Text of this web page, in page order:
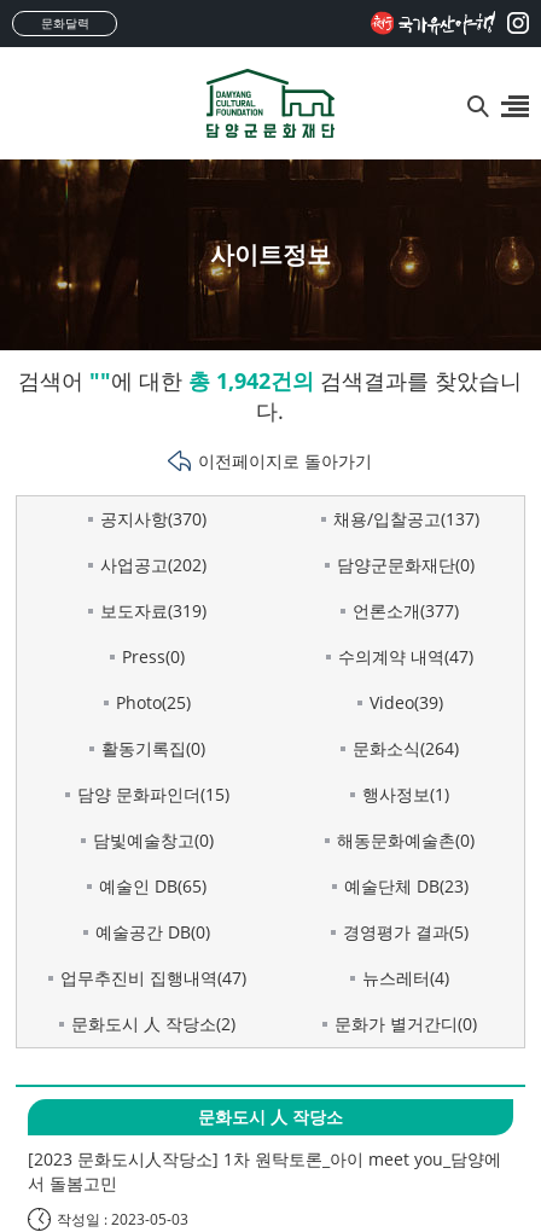
문화달력
사이트정보
검색어 ""에 대한 총 1,942건의 검색결과를 찾았습니
다.
이전페이지로 돌아가기
공지사항(370)
채용/입찰공고(137)
사업공고(202)
담양군문화재단(0)
보도자료(319)
언론소개(377)
Press(0)
수의계약 내역(47)
Photo(25)
Video(39)
활동기록집(0)
문화소식(264)
담양 문화파인더(15)
행사정보(1)
담빛예술창고(0)
해동문화예술촌(0)
예술인 DB(65)
예술단체 DB(23)
예술공간 DB(0)
경영평가 결과(5)
업무추진비 집행내역(47)
뉴스레터(4)
문화도시 人 작당소(2)
문화가 별거간디(0)
문화도시 人 작당소
[2023 문화도시人작당소] 1차 원탁토론_아이 meet you_담양에
서 돌봄고민
작성일 : 2023-05-03